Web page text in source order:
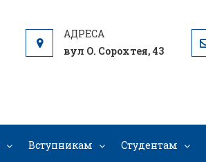
вул О. Сорохтея, 43
Вступникам Студентам